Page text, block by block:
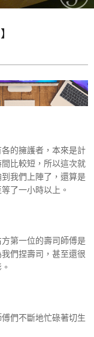
的擁護者，本來是計
比較短，所以這次就
我們上陣了，還算是
了一小時以上。
第一位的壽司師傅是
們捏壽司，甚至還很
們不斷地忙碌著切生